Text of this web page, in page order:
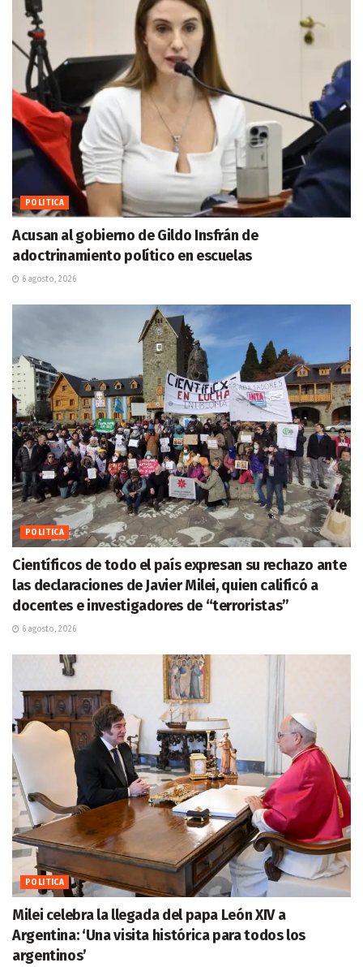
POLITICA
Acusan al gobierno de Gildo Insfrán de
adoctrinamiento político en escuelas
6 agosto, 2026
POLITICA
Científicos de todo el país expresan su rechazo ante
las declaraciones de Javier Milei, quien calificó a
docentes e investigadores de “terroristas”
6 agosto, 2026
POLITICA
Milei celebra la llegada del papa León XIV a
Argentina: ‘Una visita histórica para todos los
argentinos’